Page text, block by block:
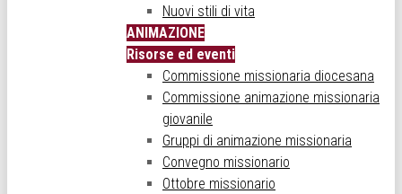
Nuovi stili di vita
ANIMAZIONE
Risorse ed eventi
Commissione missionaria diocesana
Commissione animazione missionaria
giovanile
Gruppi di animazione missionaria
Convegno missionario
Ottobre missionario